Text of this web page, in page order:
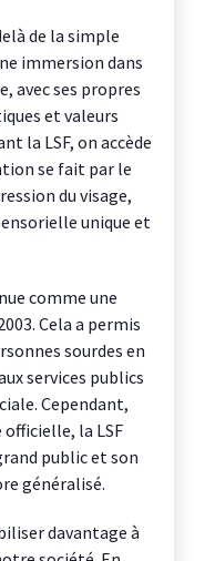
de la simple
immersion dans
avec ses propres
et valeurs
la LSF, on accède
se fait par le
du visage,
unique et
comme une
Cela a permis
sourdes en
services publics
Cependant,
la LSF
public et son
généralisé.
davantage à